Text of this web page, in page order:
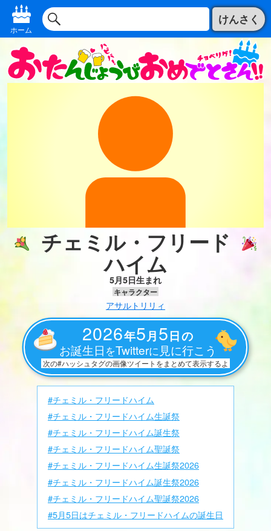
ホーム
けんさく
チェミル・フリード
ハイム
5月5日生まれ
キャラクター
アサルトリリィ
2026年5月5日の
お誕生日 をTwitterに 見に行こう
次の#ハッシュタグの画像ツイートをまとめて表示するよ
#チェミル・フリードハイム
#チェミル・フリードハイム生誕祭
#チェミル・フリードハイム誕生祭
#チェミル・フリードハイム聖誕祭
#チェミル・フリードハイム生誕祭2026
#チェミル・フリードハイム誕生祭2026
#チェミル・フリードハイム聖誕祭2026
#5月5日はチェミル・フリードハイムの誕生日